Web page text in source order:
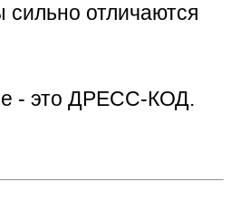
сильно отличаются
- это ДРЕСС-КОД.